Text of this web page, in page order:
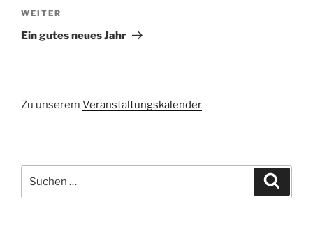
Nächster
Beitrag
WEITER
Ein gutes neues Jahr
Zu unserem Veranstaltungskalender
nach: